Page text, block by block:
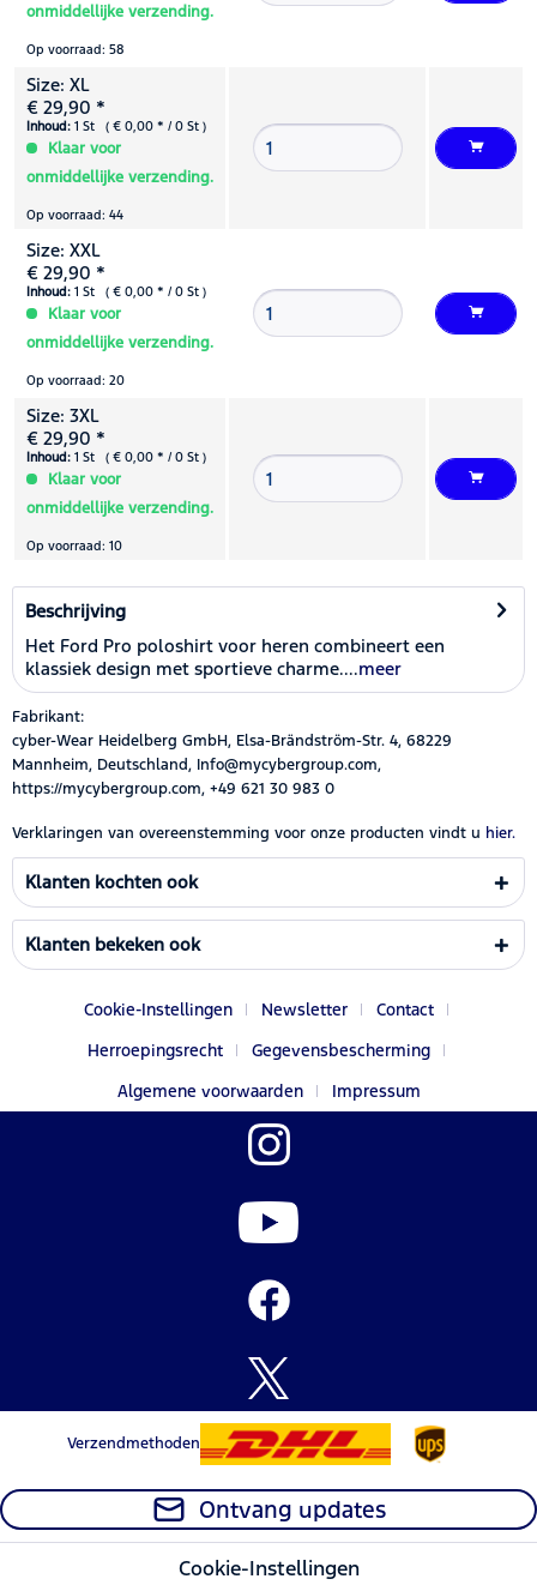
onmiddellijke verzending.
Op voorraad: 58
Size: XL
€ 29,90 *
Inhoud: 1 St ( € 0,00 * / 0 St )
Klaar voor
onmiddellijke verzending.
Op voorraad: 44
Size: XXL
€ 29,90 *
Inhoud: 1 St ( € 0,00 * / 0 St )
Klaar voor
onmiddellijke verzending.
Op voorraad: 20
Size: 3XL
€ 29,90 *
Inhoud: 1 St ( € 0,00 * / 0 St )
Klaar voor
onmiddellijke verzending.
Op voorraad: 10
Beschrijving
Het Ford Pro poloshirt voor heren combineert een
klassiek design met sportieve charme....meer
Fabrikant:
cyber-Wear Heidelberg GmbH, Elsa-Brändström-Str. 4, 68229
Mannheim, Deutschland, Info@mycybergroup.com,
https://mycybergroup.com, +49 621 30 983 0
Verklaringen van overeenstemming voor onze producten vindt u hier.
Klanten kochten ook
Klanten bekeken ook
Cookie-Instellingen Newsletter
Contact
Herroepingsrecht
Gegevensbescherming
Algemene voorwaarden
Impressum
Verzendmethoden
Ontvang updates
Cookie-Instellingen